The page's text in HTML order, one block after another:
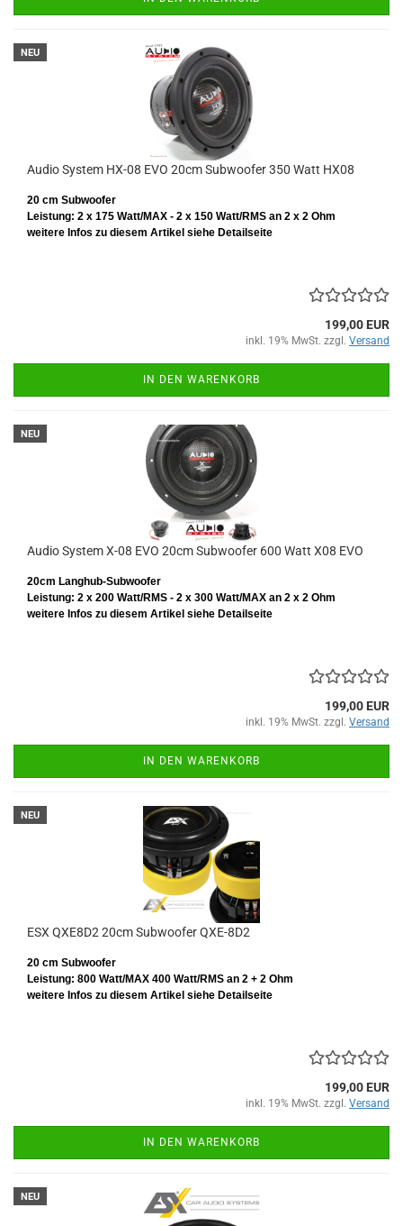
NEU
Audio System HX-08 EVO 20cm Subwoofer 350 Watt HX08
20 cm Subwoofer
Leistung: 2 x 175 Watt/MAX - 2 x 150 Watt/RMS an 2 x 2 Ohm
weitere Infos zu diesem Artikel siehe Detailseite
199,00 EUR
inkl. 19% MwSt. zzgl. Versand
IN DEN WARENKORB
NEU
Audio System X-08 EVO 20cm Subwoofer 600 Watt X08 EVO
20cm Langhub-Subwoofer
Leistung: 2 x 200 Watt/RMS - 2 x 300 Watt/MAX an 2 x 2 Ohm
weitere Infos zu diesem Artikel siehe Detailseite
199,00 EUR
inkl. 19% MwSt. zzgl. Versand
IN DEN WARENKORB
NEU
ESX QXE8D2 20cm Subwoofer QXE-8D2
20 cm Subwoofer
Leistung: 800 Watt/MAX 400 Watt/RMS an 2 + 2 Ohm
weitere Infos zu diesem Artikel siehe Detailseite
199,00 EUR
inkl. 19% MwSt. zzgl. Versand
IN DEN WARENKORB
NEU